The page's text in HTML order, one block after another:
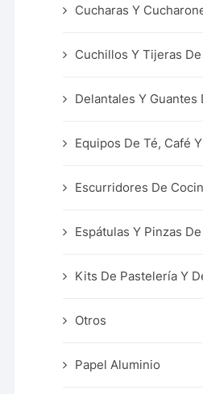
Cucharas Y
Cuchillos Y Tijeras
Delantales Y Guantes
Equipos De Té, Café
Escurridores De
Espátulas Y Pinzas
Kits De Pastelería Y
Otros
Papel Aluminio